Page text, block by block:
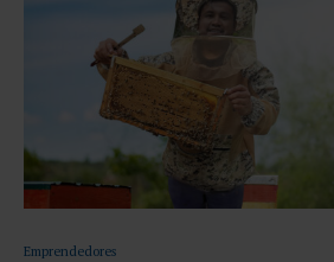
Emprendedores